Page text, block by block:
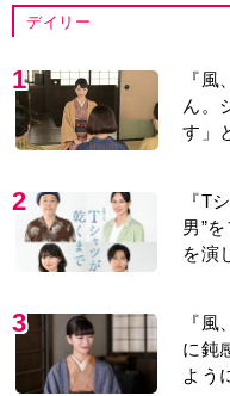
デイリー
1
『
ん。
す」
2
『T
男”
を演
3
『
に鈍
よう